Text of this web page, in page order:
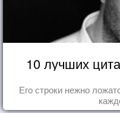
10 лучших
Его строки нежно